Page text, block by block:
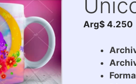
Arg$4.250